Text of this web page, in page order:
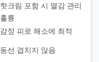
핫크림 포함 시 열감 관리
훌륭
감정 피로 해소에 최적
동선 겹치지 않음